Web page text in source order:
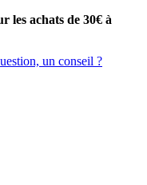
les achats de 30€ à
un conseil ?